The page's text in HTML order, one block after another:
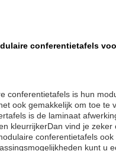
conferentietafels
conferentietafels is hun
ook gemakkelijk om toe
is de laminaat
kleurrijkerDan vind je zeker
conferentietafels
kunt u